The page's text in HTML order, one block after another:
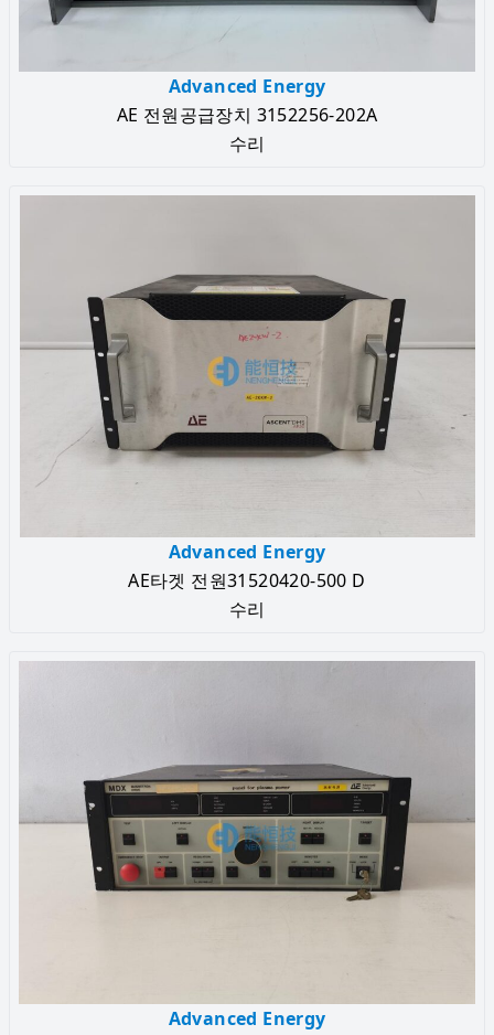
Advanced Energy
AE 전원공급장치 3152256-202A
수리
Advanced Energy
AE타겟 전원31520420-500 D
수리
Advanced Energy